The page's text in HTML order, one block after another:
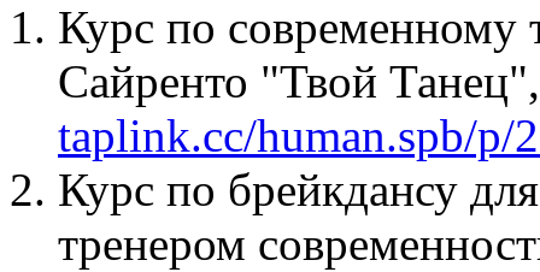
Курс по современному
Сайренто "Твой Танец",
taplink.cc/human.spb/p/
Курс по брейкдансу
тренером